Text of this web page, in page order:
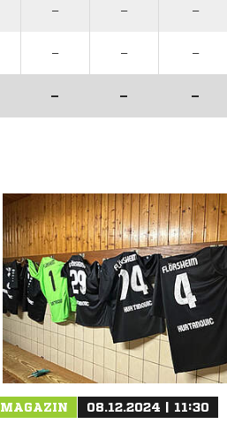
– – –
– – –
– – –
MAGAZIN 08.12.2024 | 11:30